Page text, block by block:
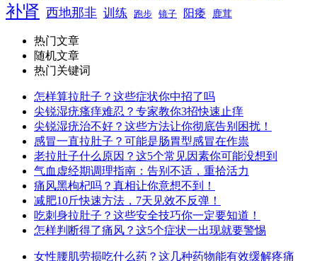
补肾 西地那非 训练 跑步 镜子 阳痿 鹿茸
热门文章
随机文章
热门关键词
怎样算拉肚子？这些症状你中招了吗
尖锐湿疣瘙痒难忍？专家教你3招快速止痒
尖锐湿疣治不好？这些方法让你彻底告别困扰！
感冒一直拉肚子？可能是肠胃型感冒在作祟
老拉肚子什么原因？这5个常见因素你可能没想到
气血虚经期调理指南：告别不适，重拾活力
痛风黑枸杞吗？真相让你意想不到！
减肥10斤快速方法，7天见效不反弹！
吃刺身拉肚子？这些安全技巧你一定要知道！
怎样判断得了痛风？这5个症状一出现就要警惕
女性腰肌劳损吃什么药？这几种药物能有效缓解疼痛